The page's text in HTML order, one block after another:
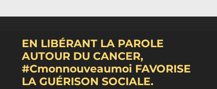
EN LIBÉRANT LA PAROLE
AUTOUR DU CANCER,
#Cmonnouveaumoi FAVORISE
LA GUÉRISON SOCIALE.